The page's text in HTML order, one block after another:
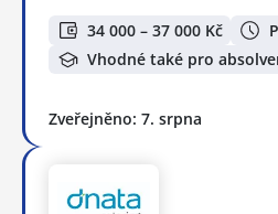
34 000 – 37 000 Kč
Vhodné také pro
Zveřejněno: 7. srpna